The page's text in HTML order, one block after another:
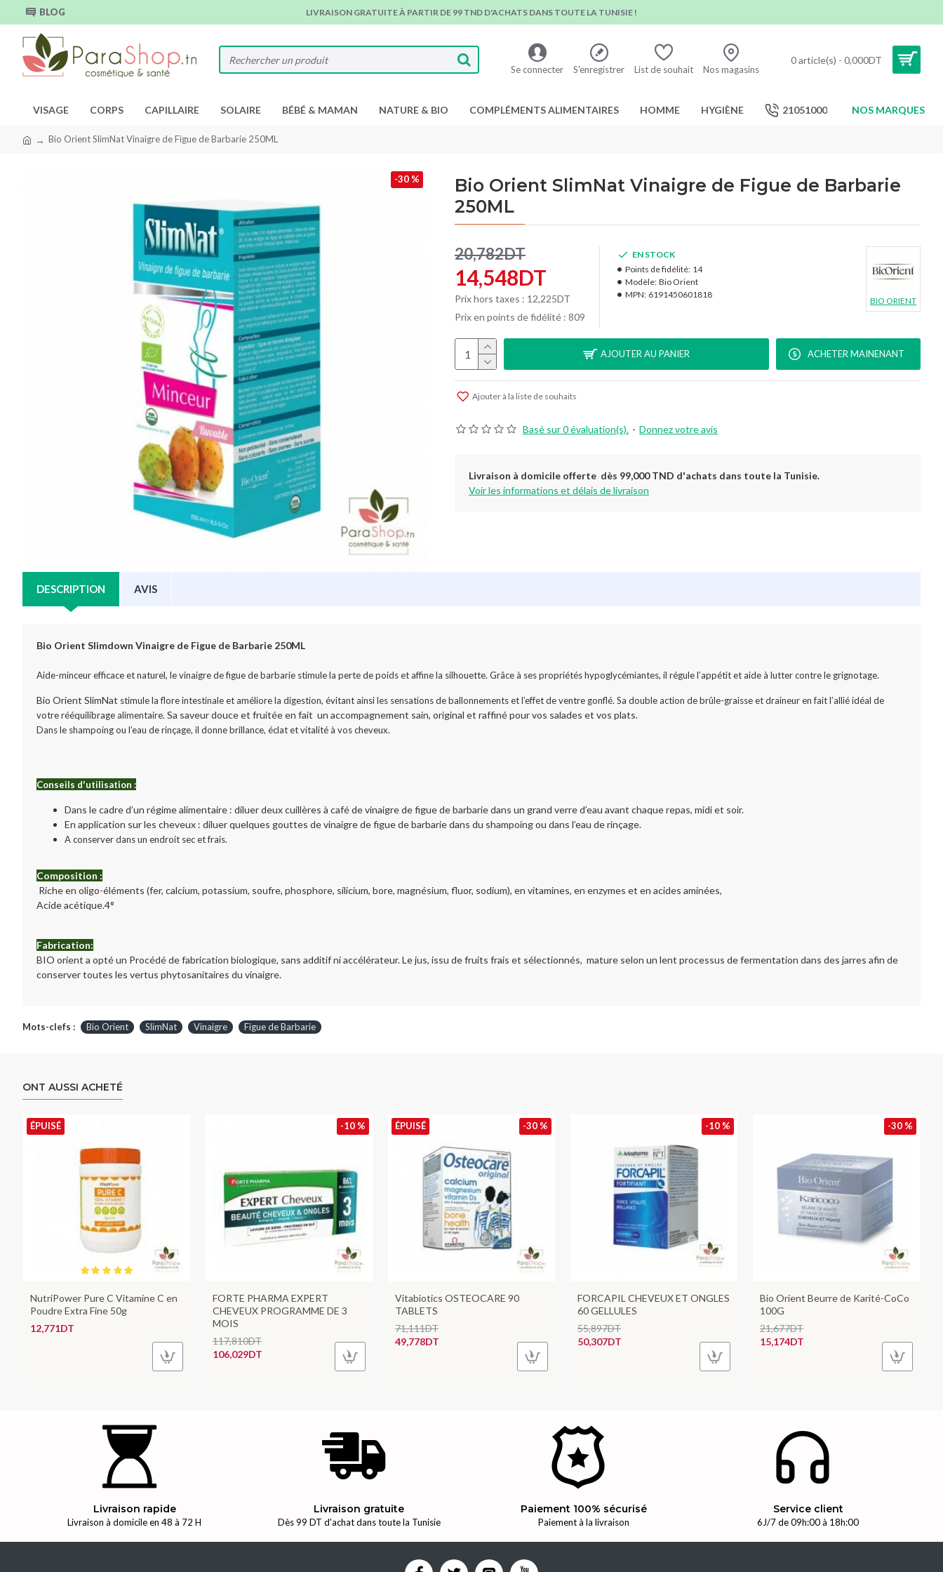
BLOG LIVRAISON GRATUITE À PARTIR DE 99 TND D'ACHATS DANS TOUTE LA TUNISIE !
Se connecter S'enregistrer List de souhait Nos magasins
0 article(s) - 0,000DT
VISAGE CORPS CAPILLAIRE SOLAIRE BÉBÉ & MAMAN NATURE & BIO COMPLÉMENTS ALIMENTAIRES HOMME HYGIÈNE 21051000 NOS MARQUES
Bio Orient SlimNat Vinaigre de Figue de Barbarie 250ML
-30 %
Bio Orient SlimNat Vinaigre de Figue de Barbarie
250ML
Basé sur 0 évaluation(s). - Donnez votre avis
14,548DT
20,782DT
Prix hors taxes : 12,225DT
Prix en points de fidélité : 809
EN STOCK
Points de fidélité: 14
Modèle: Bio Orient
MPN: 6191450601818
BIO ORIENT
AJOUTER AU PANIER ACHETER MAINENANT
Ajouter à la liste de souhaits
Livraison à domicile offerte dès 99,000 TND d'achats dans toute la Tunisie.
Voir les informations et délais de livraison
DESCRIPTION AVIS
Bio Orient Slimdown Vinaigre de Figue de Barbarie 250ML
Aide-minceur efficace et naturel, le vinaigre de figue de barbarie stimule la perte de poids et affine la silhouette. Grâce à ses propriétés hypoglycémiantes, il régule l’appétit et aide à lutter contre le grignotage.
Bio Orient SlimNat stimule la flore intestinale et améliore la digestion, évitant ainsi les sensations de ballonnements et l’effet de ventre gonflé. Sa double action de brûle-graisse et draineur en fait l’allié idéal de
votre rééquilibrage alimentaire. Sa saveur douce et fruitée en fait un accompagnement sain, original et raffiné pour vos salades et vos plats.
Dans le shampoing ou l’eau de rinçage, il donne brillance, éclat et vitalité à vos cheveux.
Conseils d'utilisation :
Dans le cadre d’un régime alimentaire : diluer deux cuillères à café de vinaigre de figue de barbarie dans un grand verre d’eau avant chaque repas, midi et soir.
En application sur les cheveux : diluer quelques gouttes de vinaigre de figue de barbarie dans du shampoing ou dans l’eau de rinçage.
A conserver dans un endroit sec et frais.
Composition :
Riche en oligo-éléments (fer, calcium, potassium, soufre, phosphore, silicium, bore, magnésium, fluor, sodium), en vitamines, en enzymes et en acides aminées,
Acide acétique.4°
Fabrication:
BIO orient a opté un Procédé de fabrication biologique, sans additif ni accélérateur. Le jus, issu de fruits frais et sélectionnés, mature selon un lent processus de fermentation dans des jarres afin de
conserver toutes les vertus phytosanitaires du vinaigre.
Mots-clefs : Bio Orient SlimNat Vinaigre Figue de Barbarie
ONT AUSSI ACHETÉ
ÉPUISÉ
NutriPower Pure C Vitamine C en
Poudre Extra Fine 50g
12,771DT
-10 %
FORTE PHARMA EXPERT
CHEVEUX PROGRAMME DE 3
MOIS
106,029DT
117,810DT
-30 %
ÉPUISÉ
Vitabiotics OSTEOCARE 90
TABLETS
49,778DT
71,111DT
-10 %
FORCAPIL CHEVEUX ET ONGLES
60 GELLULES
50,307DT
55,897DT
-30 %
Bio Orient Beurre de Karité-CoCo
100G
15,174DT
21,677DT
Livraison rapide
Livraison à domicile en 48 à 72 H
Livraison gratuite
Dès 99 DT d'achat dans toute la Tunisie
Paiement 100% sécurisé
Paiement à la livraison
Service client
6J/7 de 09h:00 à 18h:00